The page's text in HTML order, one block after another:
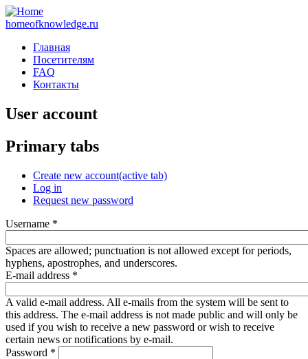
homeofknowledge.ru
Главная
Посетителям
FAQ
Контакты
User account
Primary tabs
Create new account(active tab)
Log in
Request new password
Username *
Spaces are allowed; punctuation is not allowed except for periods,
hyphens, apostrophes, and underscores.
E-mail address *
A valid e-mail address. All e-mails from the system will be sent to
this address. The e-mail address is not made public and will only be
used if you wish to receive a new password or wish to receive
certain news or notifications by e-mail.
Password *